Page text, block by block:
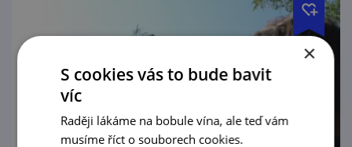
×
S cookies vás to bude bavit
víc
Raději lákáme na bobule vína, ale teď vám
musíme říct o souborech cookies.